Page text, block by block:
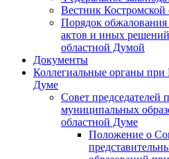
Вестник
Порядок
актов и иных
областной Думой
Документы
Коллегиальные органы при
Думе
Совет председателей
муниципальных
областной Думе
Положение о